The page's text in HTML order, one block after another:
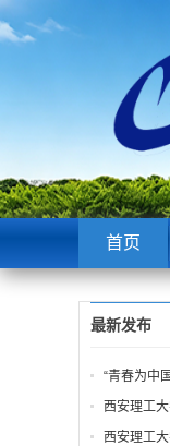
首页
最新发布
“青春为中
——院团委
青春故事
西安理工
“阳光体育
西安理工